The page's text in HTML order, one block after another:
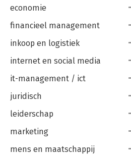
economie
financieel management
inkoop en logistiek
internet en social media
it-management / ict
juridisch
leiderschap
marketing
mens en maatschappij